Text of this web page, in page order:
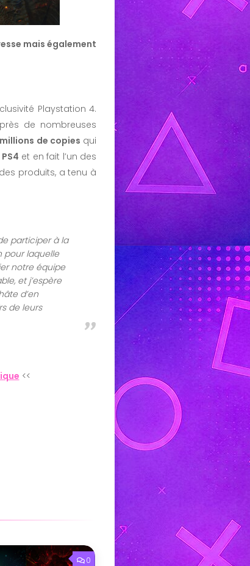
mais également
Playstation 4.
de nombreuses
millions de copies qui
et en fait l’un des
produits, a tenu à
participer à la
pour laquelle
notre équipe
et j’espère
d’en
de leurs
<<
0